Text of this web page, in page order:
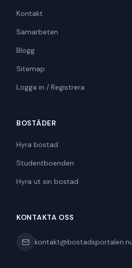
Kontakt
Samarbeten
Blogg
Sitemap
Logga in / Registrera
BOSTÄDER
Hyra bostad
Studentboenden
Hyra ut sin bostad
KONTAKTA OSS